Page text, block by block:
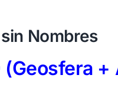
Nombres
(Geosfera